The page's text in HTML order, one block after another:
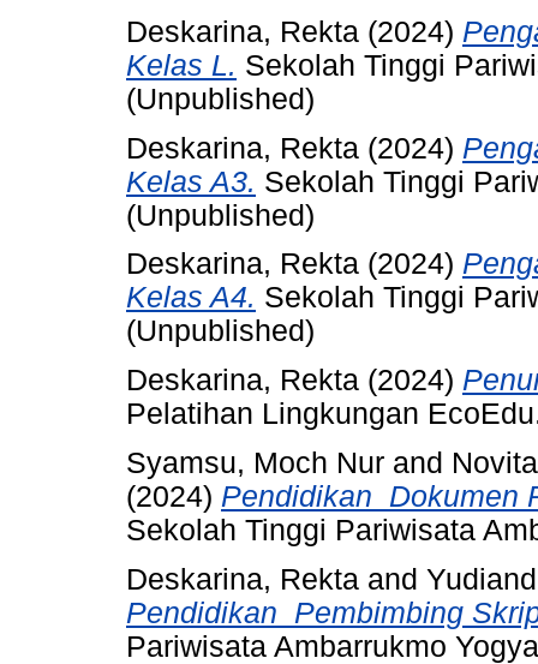
Deskarina, Rekta (2024)
Kelas L. Sekolah Tinggi
(Unpublished)
Deskarina, Rekta (2024)
Kelas A3. Sekolah Tinggi
(Unpublished)
Deskarina, Rekta (2024)
Kelas A4. Sekolah Tinggi
(Unpublished)
Deskarina, Rekta (2024)
Pelatihan Lingkungan
Syamsu, Moch Nur and
(2024) Pendidikan_Dokumen
Sekolah Tinggi Pariwisata
Deskarina, Rekta and
Pendidikan_Pembimbing
Pariwisata Ambarrukmo